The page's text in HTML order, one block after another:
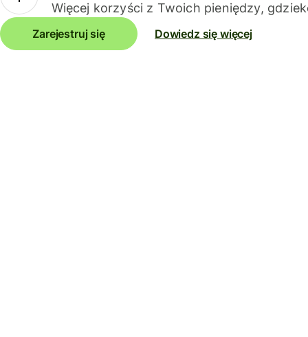
Więcej korzyści z Twoich pieniędzy,
Zarejestruj się Dowiedz się więcej